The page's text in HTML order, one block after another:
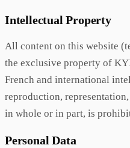
Intellectual Property
All content on this website
the exclusive property of
French and international
reproduction,
in whole or in part, is
Personal Data